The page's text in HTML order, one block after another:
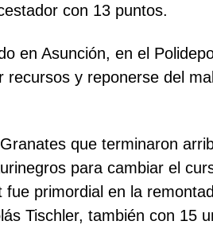
con 13 puntos.
en Asunción, en el
recursos y reponerse del
que terminaron
para cambiar el
primordial en la
Tischler, también con 15